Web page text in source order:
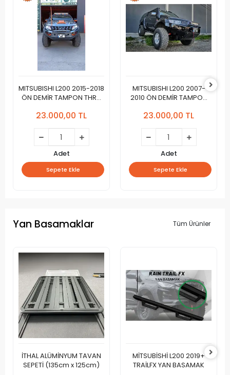
MITSUBISHI L200 2015-2018
ÖN DEMİR TAMPON THRU
23.000,00 TL
Adet
Sepete Ekle
MITSUBISHI L200 2007-
2010 ÖN DEMİR TAMPON
23.000,00 TL
Adet
Sepete Ekle
Yan Basamaklar Tüm Ürünler
İTHAL ALÜMİNYUM TAVAN
SEPETİ (135cm x 125cm)
MİTSUBİSHİ L200 2019+
TRAİLFX YAN BASAMAK